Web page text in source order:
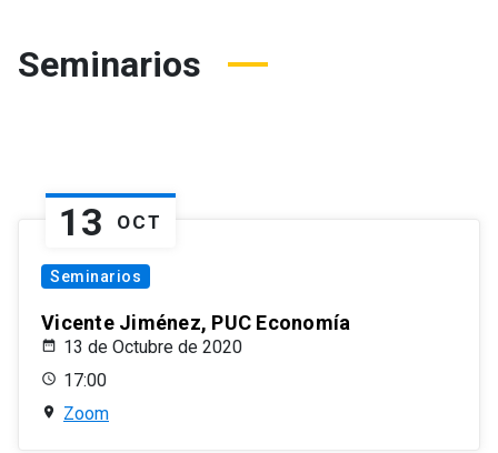
Seminarios
13 OCT
Seminarios
Vicente Jiménez, PUC Economía
13 de Octubre de 2020
17:00
Zoom